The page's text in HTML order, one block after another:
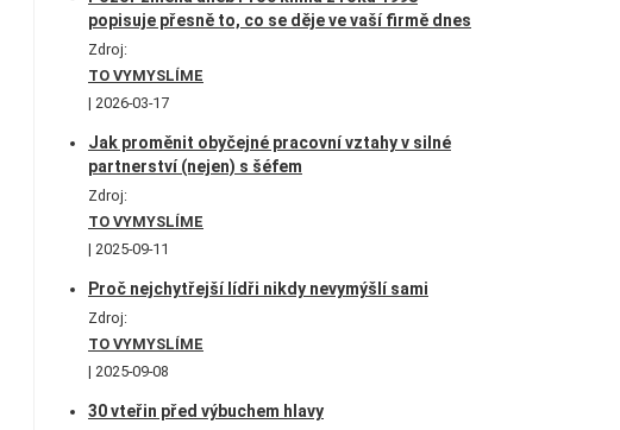
popisuje přesně to, co se děje ve vaší firmě dnes
Zdroj:
TO VYMYSLÍME
2026-03-17
Jak proměnit obyčejné pracovní vztahy v silné
partnerství (nejen) s šéfem
Zdroj:
TO VYMYSLÍME
2025-09-11
Proč nejchytřejší lídři nikdy nevymýšlí sami
Zdroj:
TO VYMYSLÍME
2025-09-08
30 vteřin před výbuchem hlavy